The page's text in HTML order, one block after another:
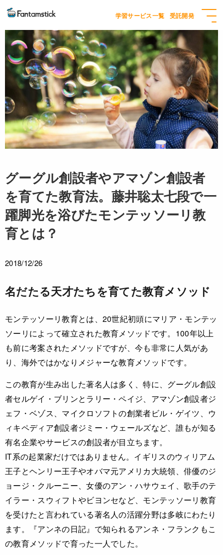
学習サービス一覧 受託開発
グーグル創設者やアマゾン創設者
を育てた教育法。藤井聡太七段で一
躍脚光を浴びたモンテッソーリ教
育とは？
2018/12/26
名だたる天才たちを育てた教育メソッド
モンテッソーリ教育とは、20世紀初頭にマリア・モンテッ
ソーリによって確立された教育メソッドです。100年以上
も前に考案されたメソッドですが、今も非常に人気があ
り、海外ではかなりメジャーな教育メソッドです。
この教育が生み出した著名人は多く、特に、グーグル創設
者セルゲイ・ブリンとラリー・ペイジ、アマゾン創設者ジ
ェフ・ベゾス、マイクロソフトの創業者ビル・ゲイツ、ウ
ィキペディア創設者ジミー・ウェールズなど、誰もが知る
有名企業やサービスの創設者が目立ちます。
IT系の起業家だけではありません。イギリスのウィリアム
王子とヘンリー王子やオバマ元アメリカ大統領、俳優のジ
ョージ・クルーニー、女優のアン・ハサウェイ、歌手のテ
イラー・スウィフトやビヨンセなど、モンテッソーリ教育
を受けたと言われている著名人の活躍分野は多岐にわたり
ます。『アンネの日記』で知られるアンネ・フランクもこ
の教育メソッドで育った一人でした。